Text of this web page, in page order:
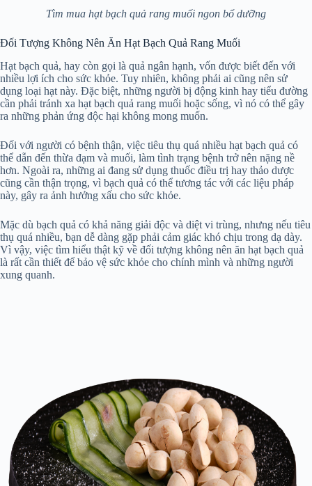
Tìm mua hạt bạch quả rang muối ngon bổ dưỡng
Đối Tượng Không Nên Ăn Hạt Bạch Quả Rang Muối
Hạt bạch quả, hay còn gọi là quả ngân hạnh, vốn được biết đến với
nhiều lợi ích cho sức khỏe. Tuy nhiên, không phải ai cũng nên sử
dụng loại hạt này. Đặc biệt, những người bị động kinh hay tiểu đường
cần phải tránh xa hạt bạch quả rang muối hoặc sống, vì nó có thể gây
ra những phản ứng độc hại không mong muốn.
Đối với người có bệnh thận, việc tiêu thụ quá nhiều hạt bạch quả có
thể dẫn đến thừa đạm và muối, làm tình trạng bệnh trở nên nặng nề
hơn. Ngoài ra, những ai đang sử dụng thuốc điều trị hay thảo dược
cũng cần thận trọng, vì bạch quả có thể tương tác với các liệu pháp
này, gây ra ảnh hưởng xấu cho sức khỏe.
Mặc dù bạch quả có khả năng giải độc và diệt vi trùng, nhưng nếu tiêu
thụ quá nhiều, bạn dễ dàng gặp phải cảm giác khó chịu trong dạ dày.
Vì vậy, việc tìm hiểu thật kỹ về đối tượng không nên ăn hạt bạch quả
là rất cần thiết để bảo vệ sức khỏe cho chính mình và những người
xung quanh.